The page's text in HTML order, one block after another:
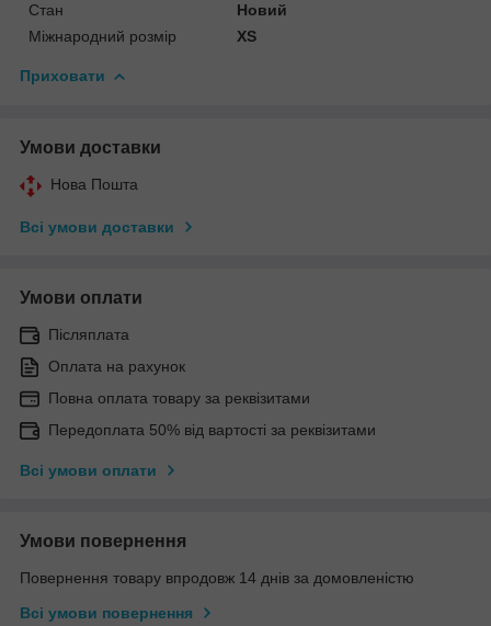
Стан
Новий
Міжнародний розмір
XS
Приховати
Умови доставки
Нова Пошта
Всі умови доставки
Умови оплати
Післяплата
Оплата на рахунок
Повна оплата товару за реквізитами
Передоплата 50% від вартості за реквізитами
Всі умови оплати
Умови повернення
Повернення товару впродовж 14 днів за домовленістю
Всі умови повернення